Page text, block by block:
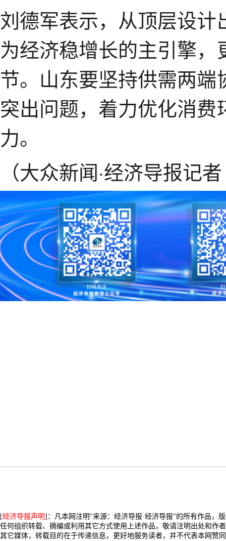
刘德军表示，从顶层设
为经济稳增长的主引擎
节。山东要坚持供需两
突出问题，着力优化消
力。
（大众新闻·经济导报记
[经济导报声明]：凡本网注明“来源：经济导报·经济导报”的所有作品，
任何组织转载、摘编或利用其它方式使用上述作品，敬请注明出处和作
其它媒体，转载目的在于传递信息，更好地服务读者，并不代表本网赞